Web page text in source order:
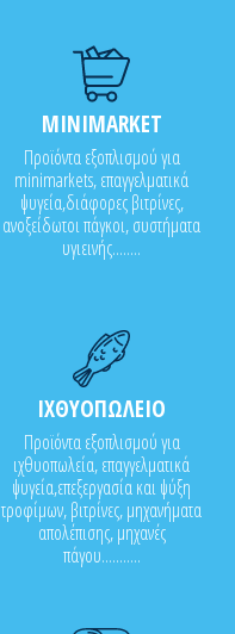
MINIMARKET
Προϊόντα εξοπλισμού για
minimarkets, επαγγελματικά
ψυγεία,διάφορες βιτρίνες,
ανοξείδωτοι πάγκοι, συστήματα
υγιεινής........
ΙΧΘΥΟΠΩΛΕΙΟ
Προϊόντα εξοπλισμού για
ιχθυοπωλεία, επαγγελματικά
ψυγεία,επεξεργασία και ψύξη
τροφίμων, βιτρίνες, μηχανήματα
απολέπισης, μηχανές
πάγου...........